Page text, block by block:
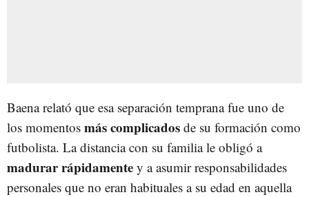
Baena relató que esa separación temprana fue uno de
los momentos más complicados de su formación como
futbolista. La distancia con su familia le obligó a
madurarrápidamente y a asumir responsabilidades
personales que no eran habituales a su edad en aquella